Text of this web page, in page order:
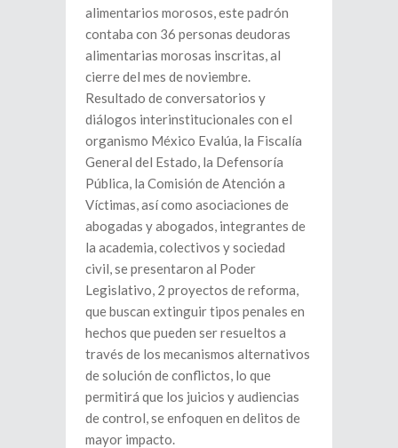
alimentarios morosos, este padrón
contaba con 36 personas deudoras
alimentarias morosas inscritas, al
cierre del mes de noviembre.
Resultado de conversatorios y
diálogos interinstitucionales con el
organismo México Evalúa, la Fiscalía
General del Estado, la Defensoría
Pública, la Comisión de Atención a
Víctimas, así como asociaciones de
abogadas y abogados, integrantes de
la academia, colectivos y sociedad
civil, se presentaron al Poder
Legislativo, 2 proyectos de reforma,
que buscan extinguir tipos penales en
hechos que pueden ser resueltos a
través de los mecanismos alternativos
de solución de conflictos, lo que
permitirá que los juicios y audiencias
de control, se enfoquen en delitos de
mayor impacto.